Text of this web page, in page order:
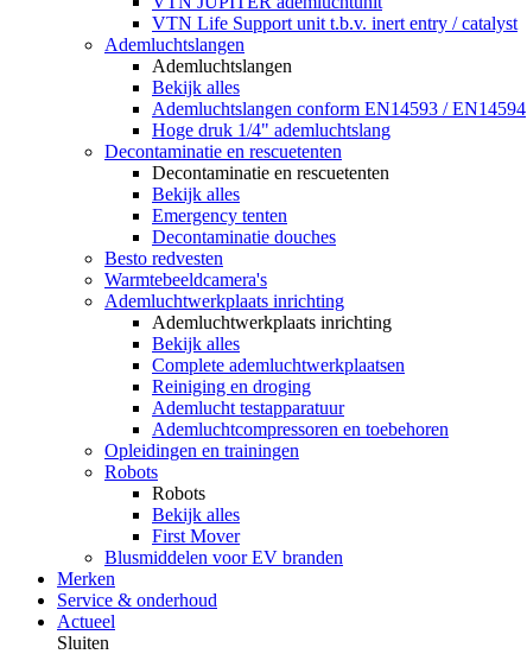
VTN Life Support unit t.b.v. inert entry / catalyst
Ademluchtslangen
Ademluchtslangen
Bekijk alles
Ademluchtslangen conform EN14593 / EN14594
Hoge druk 1/4" ademluchtslang
Decontaminatie en rescuetenten
Decontaminatie en rescuetenten
Bekijk alles
Emergency tenten
Decontaminatie douches
Besto redvesten
Warmtebeeldcamera's
Ademluchtwerkplaats inrichting
Ademluchtwerkplaats inrichting
Bekijk alles
Complete ademluchtwerkplaatsen
Reiniging en droging
Ademlucht testapparatuur
Ademluchtcompressoren en toebehoren
Opleidingen en trainingen
Robots
Robots
Bekijk alles
First Mover
Blusmiddelen voor EV branden
Merken
Service & onderhoud
Actueel
Sluiten